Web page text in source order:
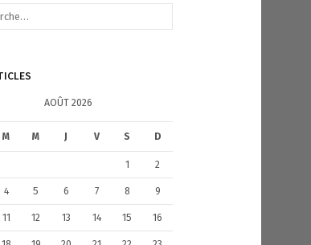
AOÛT 2026
M M J V S D
1 2
4 5 6 7 8 9
11 12 13 14 15 16